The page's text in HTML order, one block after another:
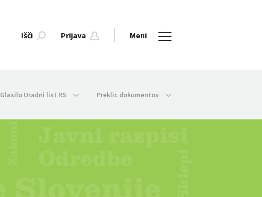
Išči Prijava Meni
Glasilo Uradni list RS Preklic dokumentov